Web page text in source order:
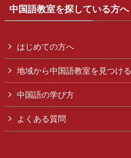
中国語教室を探している方へ
はじめての方へ
地域から中国語教室を見つける
中国語の学び方
よくある質問